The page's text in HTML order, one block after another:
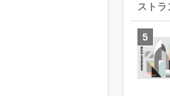
ストラ